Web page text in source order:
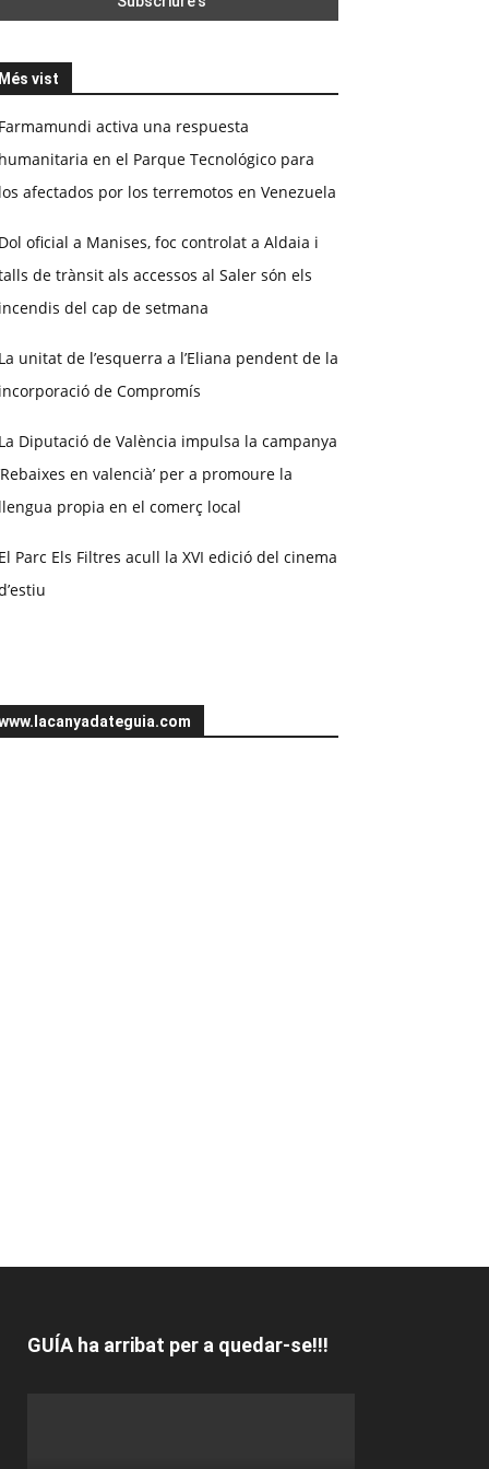
Més vist
Farmamundi activa una respuesta
humanitaria en el Parque Tecnológico para
los afectados por los terremotos en Venezuela
Dol oficial a Manises, foc controlat a Aldaia i
de trànsit als accessos al Saler són els
incendis del cap de setmana
La unitat de l’esquerra a l’Eliana pendent de la
incorporació de Compromís
La Diputació de València impulsa la campanya
en valencià’ per a promoure la
llengua propia en el comerç local
El Parc Els Filtres acull la XVI edició del cinema
GUÍA ha arribat per a quedar-se!!!